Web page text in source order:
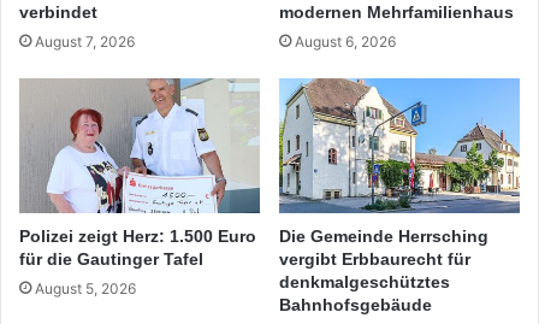
verbindet
August 7, 2026
modernen Mehrfamilienhaus
August 6, 2026
Polizei zeigt Herz: 1.500 Euro
für die Gautinger Tafel
August 5, 2026
Die Gemeinde Herrsching
vergibt Erbbaurecht für
denkmalgeschütztes
Bahnhofsgebäude